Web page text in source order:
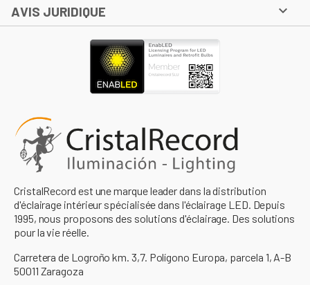
AVIS JURIDIQUE 
CristalRecord est une marque leader dans la distribution
d'éclairage intérieur spécialisée dans l'éclairage LED. Depuis
1995, nous proposons des solutions d'éclairage. Des solutions
pour la vie réelle.
Carretera de Logroño km. 3,7. Polígono Europa, parcela 1, A-B
50011 Zaragoza